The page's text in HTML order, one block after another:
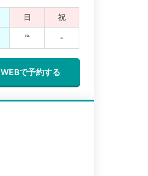
日 祝
℡ -
WEBで予約する